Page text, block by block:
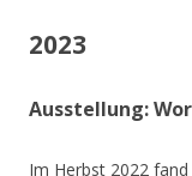
2023
Ausstellung:
Im Herbst 2022